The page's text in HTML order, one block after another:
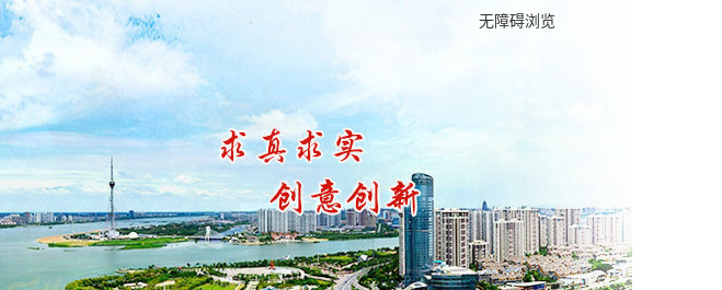
无障碍浏览